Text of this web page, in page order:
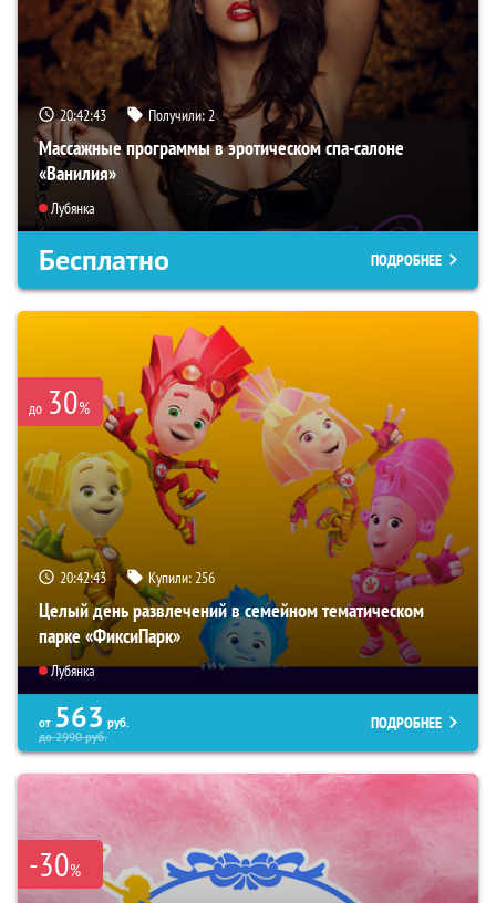
20:42:42 Получили:2
Массажные программы в эротическом спа-салоне
«Ванилия»
Лубянка
Бесплатно ПОДРОБНЕЕ
до 30%
20:42:42 Купили:256
Целый день развлечений в семейном тематическом
парке «ФиксиПарк»
Лубянка
от 563 руб.
до2990руб.
ПОДРОБНЕЕ
-30%